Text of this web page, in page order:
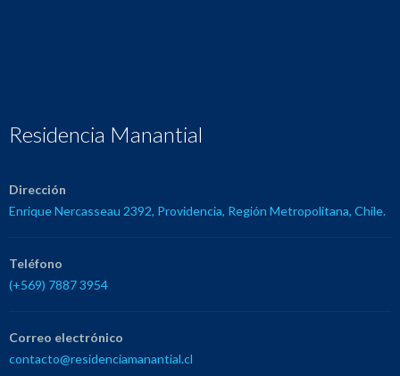
Residencia Manantial
Dirección
Enrique Nercasseau 2392, Providencia, Región Metropolitana, Chile.
Teléfono
(+569) 7887 3954
Correo electrónico
contacto@residenciamanantial.cl